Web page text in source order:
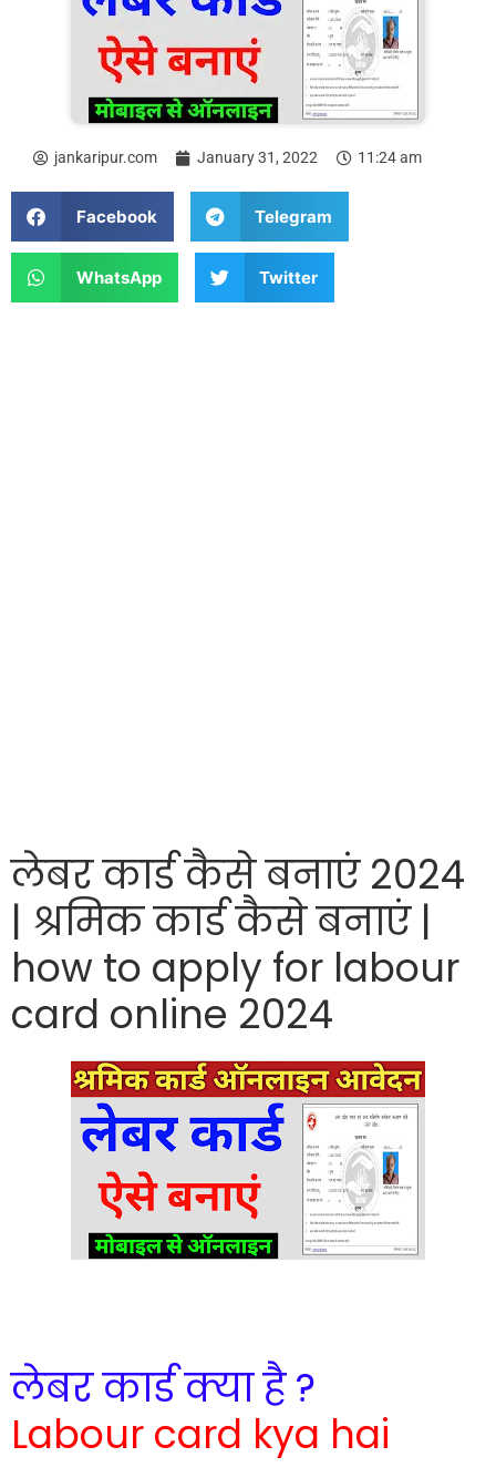
jankaripur.com January 31, 2022 11:24 am
Facebook Telegram
WhatsApp Twitter
लेबर कार्ड कैसे बनाएं 2024
| श्रमिक कार्ड कैसे बनाएं |
how to apply for labour
card online 2024
लेबर कार्ड क्या है ?
Labour card kya hai